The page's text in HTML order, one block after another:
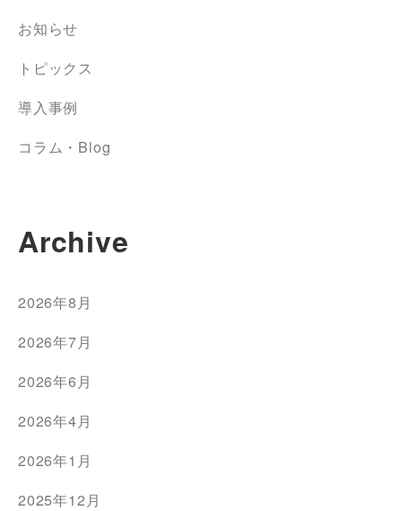
お知らせ
トピックス
導入事例
コラム・Blog
Archive
2026年8月
2026年7月
2026年6月
2026年4月
2026年1月
2025年12月